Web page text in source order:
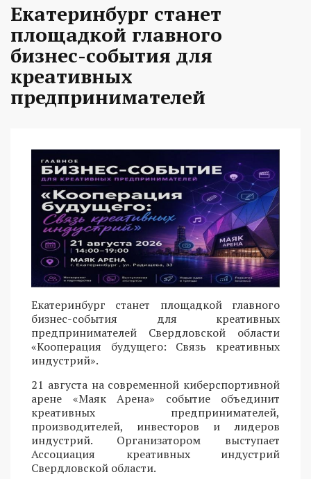
Екатеринбург станет
площадкой главного
бизнес-события для
креативных
предпринимателей
Екатеринбург станет площадкой главного
бизнес-события для креативных
предпринимателей Свердловской области
«Кооперация будущего: Связь креативных
индустрий».
21 августа на современной киберспортивной
арене «Маяк Арена» событие объединит
креативных предпринимателей,
производителей, инвесторов и лидеров
индустрий. Организатором выступает
Ассоциация креативных индустрий
Свердловской области.